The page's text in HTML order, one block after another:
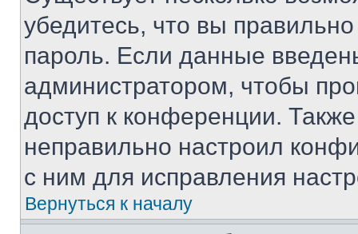
убедитесь, что вы
пароль. Если данные
администратором, чтобы
доступ к конференции.
неправильно настроил
с ним для исправления
Вернуться к началу